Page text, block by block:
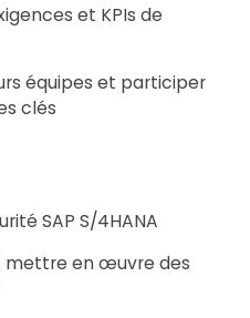
et KPIs de
équipes et participer
clés
SAP S/4HANA
en œuvre des